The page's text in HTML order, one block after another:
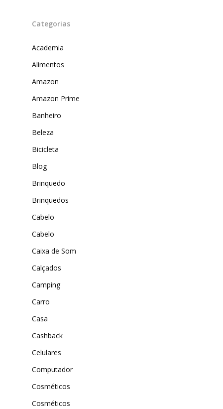
Categorias
Academia
Alimentos
Amazon
Amazon Prime
Banheiro
Beleza
Bicicleta
Blog
Brinquedo
Brinquedos
Cabelo
Cabelo
Caixa de Som
Calçados
Camping
Carro
Casa
Cashback
Celulares
Computador
Cosméticos
Cosméticos